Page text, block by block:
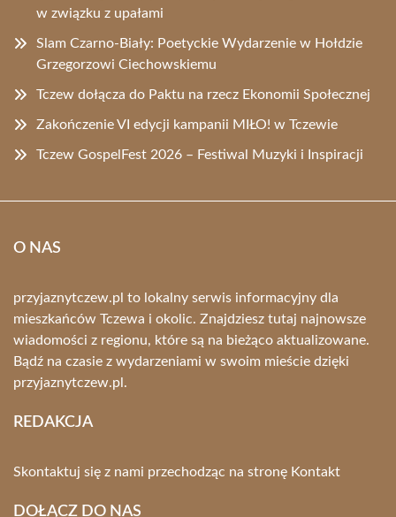
w związku z upałami
Slam Czarno-Biały: Poetyckie Wydarzenie w Hołdzie
Grzegorzowi Ciechowskiemu
Tczew dołącza do Paktu na rzecz Ekonomii Społecznej
Zakończenie VI edycji kampanii MIŁO! w Tczewie
Tczew GospelFest 2026 – Festiwal Muzyki i Inspiracji
O NAS
przyjaznytczew.pl to lokalny serwis informacyjny dla
mieszkańców Tczewa i okolic. Znajdziesz tutaj najnowsze
wiadomości z regionu, które są na bieżąco aktualizowane.
Bądź na czasie z wydarzeniami w swoim mieście dzięki
przyjaznytczew.pl.
REDAKCJA
Skontaktuj się z nami przechodząc na stronę Kontakt
DOŁĄCZ DO NAS